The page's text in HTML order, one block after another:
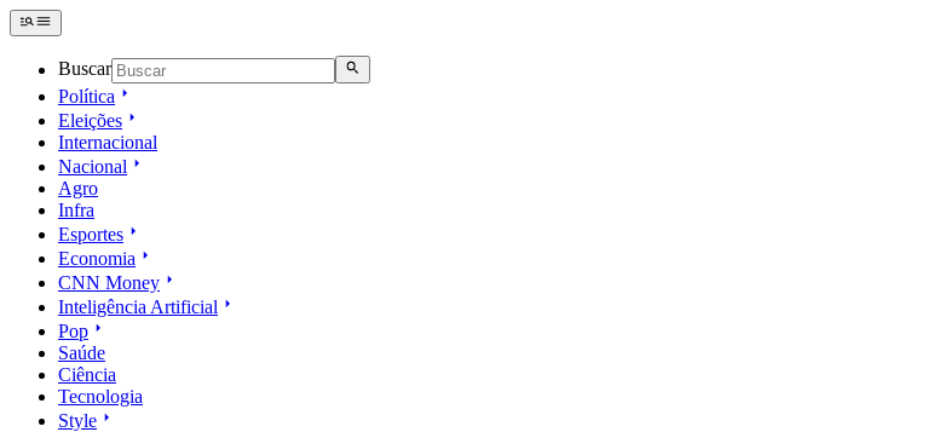
Buscar
Política
Eleições
Internacional
Nacional
Agro
Infra
Esportes
Economia
CNN Money
Inteligência Artificial
Pop
Saúde
Ciência
Tecnologia
Style